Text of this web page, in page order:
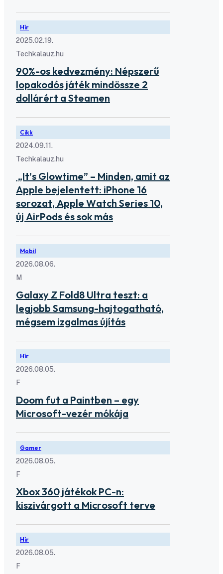
Hír
2025.02.19.
Techkalauz.hu
90%-os kedvezmény: Népszerű
lopakodós játék mindössze 2
dollárért a Steamen
Cikk
2024.09.11.
Techkalauz.hu
„It’s Glowtime” – Minden, amit az
Apple bejelentett: iPhone 16
sorozat, Apple Watch Series 10,
új AirPods és sok más
Mobil
2026.08.06.
M
Galaxy Z Fold8 Ultra teszt: a
legjobb Samsung-hajtogatható,
mégsem izgalmas újítás
Hír
2026.08.05.
F
Doom fut a Paintben – egy
Microsoft-vezér mókája
Gamer
2026.08.05.
F
Xbox 360 játékok PC-n:
kiszivárgott a Microsoft terve
Hír
2026.08.05.
F